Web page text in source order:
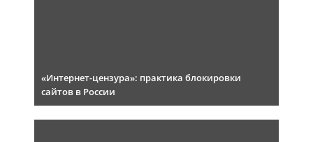
«Интернет-цензура»: практика блокировки
сайтов в России